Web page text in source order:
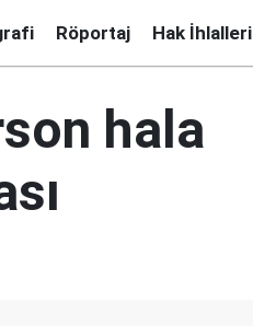
Röportaj Hak İhlalleri
hala